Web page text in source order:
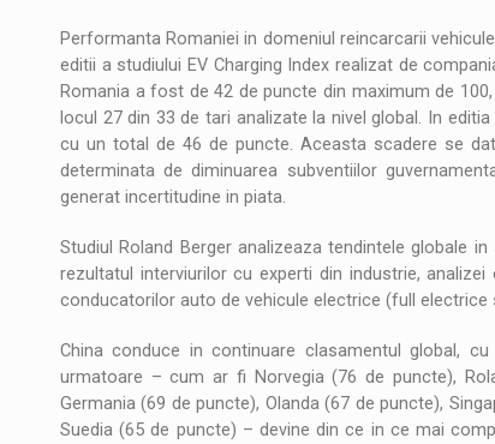
Performanta Romaniei in domeniul reincarcarii
editii a studiului EV Charging Index realizat de
Romania a fost de 42 de puncte din maximum de
locul 27 din 33 de tari analizate la nivel global. In
cu un total de 46 de puncte. Aceasta scadere se
determinata de diminuarea subventiilor
generat incertitudine in piata.
Studiul Roland Berger analizeaza tendintele globale
rezultatul interviurilor cu experti din industrie,
conducatorilor auto de vehicule electrice (full electrice
China conduce in continuare clasamentul global,
urmatoare – cum ar fi Norvegia (76 de puncte),
Germania (69 de puncte), Olanda (67 de puncte),
Suedia (65 de puncte) – devine din ce in ce mai